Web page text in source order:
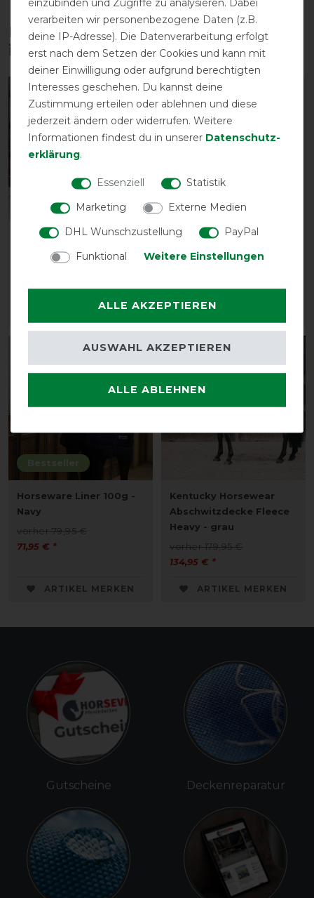
Diese Produkte könnten dich auch
interessieren
Kentucky Horsewear
Fleecedecke Square
104,99 € *
-30%
Acavallo Gel-Pad mit
Lammfell - weiß
159,55 € *
Bestseller
Horseware Liner 100g -
Navy
vorher 79,95 €
71,95 € *
ARTIKEL MERKEN
-25%
Kentucky Horsewear
Abschwitzdecke Fleece
Heavy - grau
vorher 179,95 €
134,95 € *
ARTIKEL MERKEN
Gutscheine Deckenreparatur
verarbeiten wir personenbezogene Daten (z.B.
deine IP-Adresse). Die Datenverarbeitung erfolgt
erst nach dem Setzen der Cookies und kann mit
deiner Einwilligung oder aufgrund berechtigten
Interesses geschehen. Du kannst deine
Zustimmung erteilen oder ablehnen und diese
jederzeit ändern oder widerrufen. Weitere
Informationen findest du in unserer Daten­schutz­
erklärung.
Essenziell
Statistik
Marketing
Externe Medien
DHL Wunschzustellung
PayPal
Funktional
Weitere Einstellungen
ALLE AKZEPTIEREN
ALLE ABLEHNEN
AUSWAHL AKZEPTIEREN